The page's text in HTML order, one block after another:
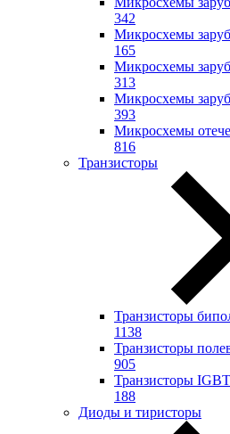
342
Микросхемы
165
Микросхемы
313
Микросхемы
393
Микросхемы
816
Транзисторы
Транзисторы
1138
Транзисторы
905
Транзисторы IGBT
188
Диоды и тиристоры